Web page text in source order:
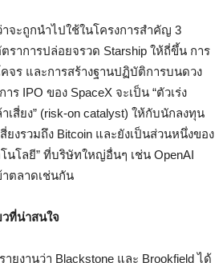
จะถูกนำไปใช้ในโครงการสำคัญ 3
ราการปล่อยจรวด Starship ให้ถี่ขึ้น การ
จร และการสร้างฐานปฏิบัติการบนดวง
ร IPO ของ SpaceX จะเป็น “ตัวเร่ง
สี่ยง” (risk-on catalyst) ให้กับนักลงทุน
งรวมถึง Bitcoin และยังเป็นส่วนหนึ่งของ
นโลยี” ที่บริษัทใหญ่อื่นๆ เช่น OpenAI
าตลาดเช่นกัน
วที่น่าสนใจ
ยงานว่า Blackstone และ Brookfield ได้